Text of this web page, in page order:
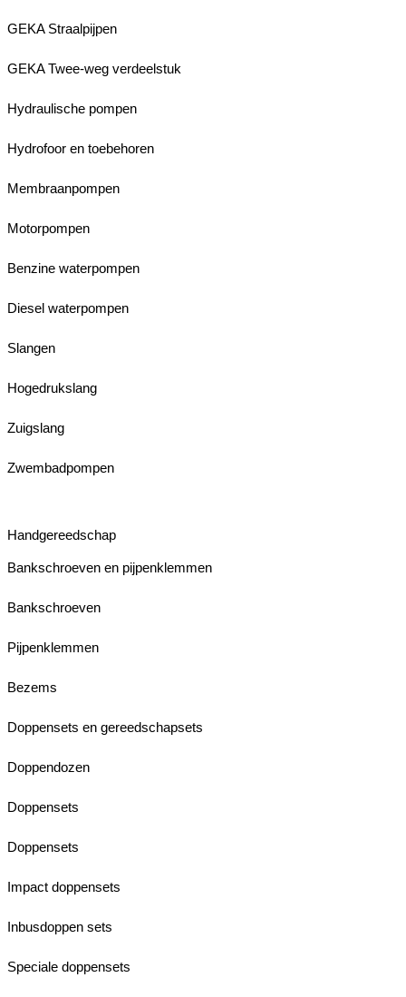
GEKA Straalpijpen
GEKA Twee-weg verdeelstuk
Hydraulische pompen
Hydrofoor en toebehoren
Membraanpompen
Motorpompen
Benzine waterpompen
Diesel waterpompen
Slangen
Hogedrukslang
Zuigslang
Zwembadpompen
Handgereedschap
Bankschroeven en pijpenklemmen
Bankschroeven
Pijpenklemmen
Bezems
Doppensets en gereedschapsets
Doppendozen
Doppensets
Doppensets
Impact doppensets
Inbusdoppen sets
Speciale doppensets